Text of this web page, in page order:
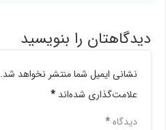
دیدگاهتان را بنویسید
نشانی ایمیل شما منتشر نخواهد شد.
علامت‌گذاری شده‌اند*
دیدگاه*